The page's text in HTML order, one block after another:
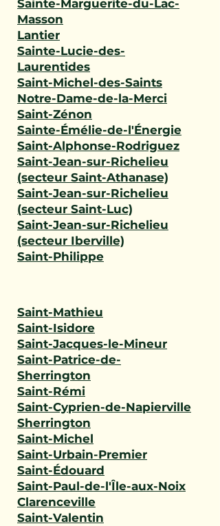
Sainte-Marguerite-du-Lac-
Masson
Lantier
Sainte-Lucie-des-
Laurentides
Saint-Michel-des-Saints
Notre-Dame-de-la-Merci
Saint-Zénon
Sainte-Émélie-de-l'Énergie
Saint-Alphonse-Rodriguez
Saint-Jean-sur-Richelieu
(secteur Saint-Athanase)
Saint-Jean-sur-Richelieu
(secteur Saint-Luc)
Saint-Jean-sur-Richelieu
(secteur Iberville)
Saint-Philippe
Saint-Mathieu
Saint-Isidore
Saint-Jacques-le-Mineur
Saint-Patrice-de-
Sherrington
Saint-Rémi
Saint-Cyprien-de-Napierville
Sherrington
Saint-Michel
Saint-Urbain-Premier
Saint-Édouard
Saint-Paul-de-l'Île-aux-Noix
Clarenceville
Saint-Valentin